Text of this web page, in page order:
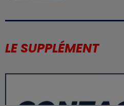
LE SUPPLÉMENT